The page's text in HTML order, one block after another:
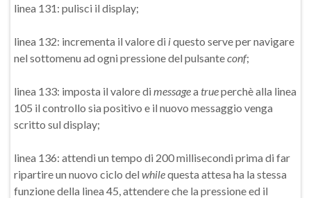
linea 131: pulisci il display;
linea 132: incrementa il valore di iquesto serve per navigare
nel sottomenu ad ogni pressione del pulsanteconf;
linea 133: imposta il valore di messagea trueperchè alla linea
105 il controllo sia positivo e il nuovo messaggio venga
scritto sul display;
linea 136: attendi un tempo di 200 millisecondi prima di far
ripartire un nuovo ciclo del whilequesta attesa ha la stessa
funzione della linea 45, attendere che la pressione ed il